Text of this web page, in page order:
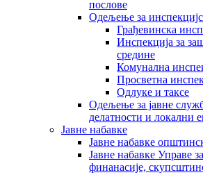
послове
Одељење за
Грађевинска
Инспекција за
средине
Комунална
Просветна
Одлуке и таксе
Одељење за јавне
делатности и локални
Јавне набавке
Јавне набавке
Јавне набавке Управе
финанасије,